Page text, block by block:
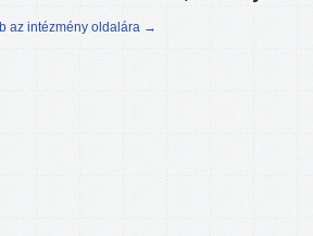
az intézmény oldalára →